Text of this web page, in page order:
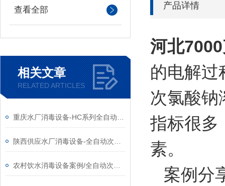
查看全部
相关文章
RELATED ARTICLES
产品详情
河北
的电解过
次氯酸钠
指标很多
素。
案例分